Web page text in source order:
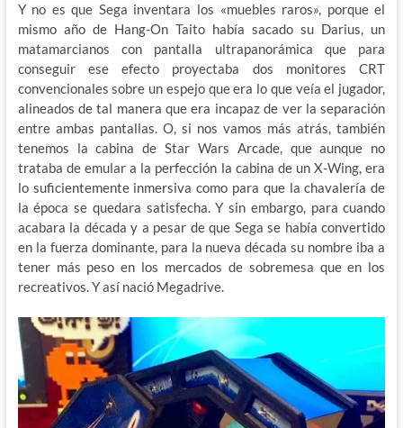
Y no es que Sega inventara los «muebles raros», porque el
mismo año de Hang-On Taito había sacado su Darius, un
matamarcianos con pantalla ultrapanorámica que para
conseguir ese efecto proyectaba dos monitores CRT
convencionales sobre un espejo que era lo que veía el jugador,
alineados de tal manera que era incapaz de ver la separación
entre ambas pantallas. O, si nos vamos más atrás, también
tenemos la cabina de Star Wars Arcade, que aunque no
trataba de emular a la perfección la cabina de un X-Wing, era
lo suficientemente inmersiva como para que la chavalería de
la época se quedara satisfecha. Y sin embargo, para cuando
acabara la década y a pesar de que Sega se había convertido
en la fuerza dominante, para la nueva década su nombre iba a
tener más peso en los mercados de sobremesa que en los
recreativos. Y así nació Megadrive.